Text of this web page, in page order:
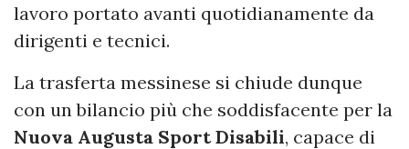
lavoro portato avanti quotidianamente da
dirigenti e tecnici.
La trasferta messinese si chiude dunque
con un bilancio più che soddisfacente per la
Nuova Augusta Sport Disabili, capace di